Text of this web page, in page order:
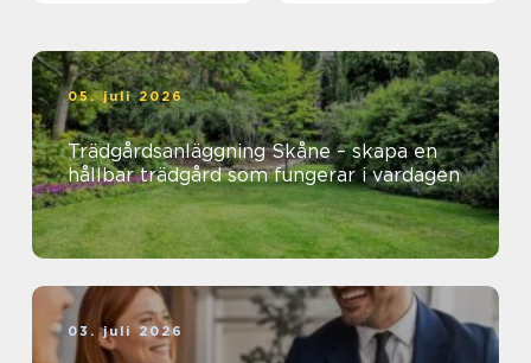
05. juli 2026
Trädgårdsanläggning Skåne – skapa en
hållbar trädgård som fungerar i vardagen
03. juli 2026